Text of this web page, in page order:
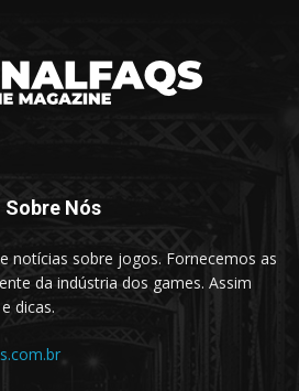
Sobre Nós
notícias sobre jogos. Fornecemos as
da indústria dos games. Assim
dicas.